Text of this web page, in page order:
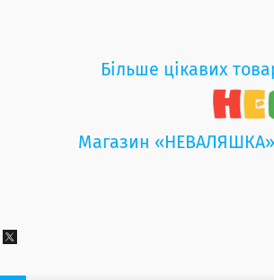
Більше цікавих
Магазин «НЕВАЛЯШКА»